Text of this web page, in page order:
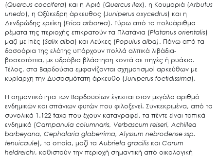
Search
for:
Ο.ΦΥ.ΠΕ.Κ.Α.
Νέα – Δημοσιότητα
Άξονες δράσης
Έργα
Εισιτήρια
Επικοινωνία
(Quercus coccifera) και η Αριά (Quercus ilex), η Κουμαριά (Arbutus
unedo), η Οξύκεδρη άρκευθος (Juniperus oxycedrus) και η
Δενδρώδης ερείκη (Erica arborea). Γύρω από τα πολυάριθμα
ρέματα της περιοχής επικρατούν τα Πλατάνια (Platanus orientalis)
μαζί με Ιτιές (Salix alba) και Λεύκες (Populus alba). Πάνω από τα
δασοόρια της ελάτης υπάρχουν πολλά αλπικά λιβάδια-
βοσκοτόπια, με υδρόβια βλάστηση κοντά σε πηγές ή ρυάκια.
Τέλος, στα Βαρδούσια εμφανίζονται σχηματισμοί αρκεύθων με
κυρίαρχη την Δυσοσμότατη άρκευθο (Juniperus foetidissima).
Η σημαντικότητα των Βαρδουσίων έγκειται στον μεγάλο αριθμό
ενδημικών και σπάνιων φυτών που φιλοξενεί. Συγκεκριμένα, από τα
συνολικά 1.122 taxa που έχουν καταγραφεί, τα πέντε είναι τοπικά
ενδημικά (Campanula columnaris, Verbascum reiseri, Achillea
barbeyana, Cephalaria glaberrima, Alyssum nebrodense ssp.
tenuicaule), τα οποία, μαζί τα Aubrieta gracilisκαι Carum
heldreichi, καθιστούν την περιοχή σημαντική από οικολογική